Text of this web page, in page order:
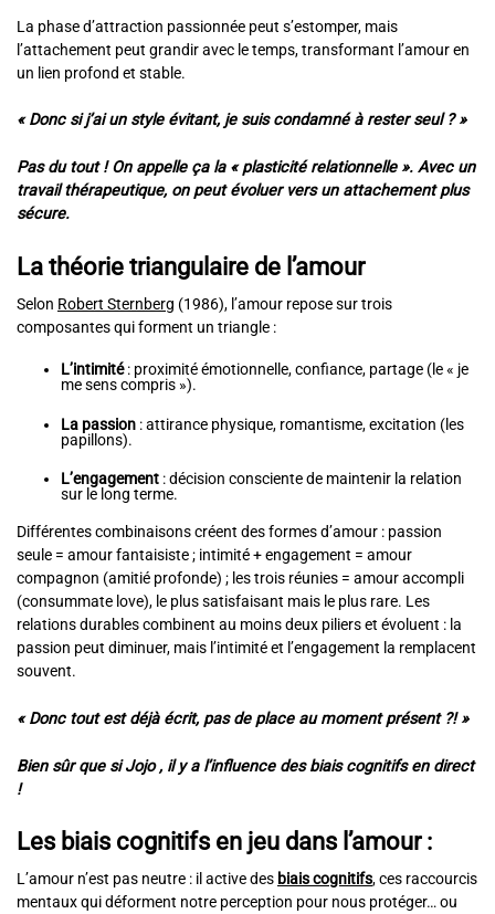
La phase d’attraction passionnée peut s’estomper, mais
l’attachement peut grandir avec le temps, transformant l’amour en
un lien profond et stable.
« Donc si j’ai un style évitant, je suis condamné à rester seul ? »
Pas du tout ! On appelle ça la « plasticité relationnelle ». Avec un
travail thérapeutique, on peut évoluer vers un attachement plus
sécure.
La théorie triangulaire de l’amour
Selon Robert Sternberg (1986), l’amour repose sur trois
composantes qui forment un triangle :
L’intimité: proximité émotionnelle, confiance, partage (le « je
me sens compris »).
La passion : attirance physique, romantisme, excitation (les
papillons).
L’engagement : décision consciente de maintenir la relation
sur le long terme.
Différentes combinaisons créent des formes d’amour : passion
seule = amour fantaisiste ; intimité + engagement = amour
compagnon (amitié profonde) ; les trois réunies = amour accompli
(consummate love), le plus satisfaisant mais le plus rare. Les
relations durables combinent au moins deux piliers et évoluent : la
passion peut diminuer, mais l’intimité et l’engagement la remplacent
souvent.
« Donc tout est déjà écrit, pas de place au moment présent ?! »
Bien sûr que si Jojo , il y a l’influence des biais cognitifs en direct
!
Les biais cognitifs en jeu dans l’amour :
L’amour n’est pas neutre : il active des biais cognitifs, ces raccourcis
mentaux qui déforment notre perception pour nous protéger… ou